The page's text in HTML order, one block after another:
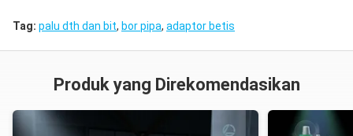
Tag: palu dth dan bit, bor pipa, adaptor betis
Produk yang Direkomendasikan